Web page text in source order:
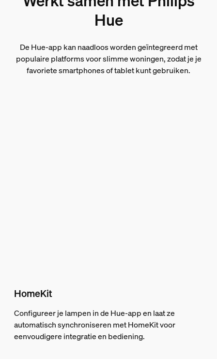
Hue
De Hue-app kan naadloos worden geïntegreerd met
populaire platforms voor slimme woningen, zodat je je
favoriete smartphones of tablet kunt gebruiken.
HomeKit
Configureer je lampen in de Hue-app en laat ze
automatisch synchroniseren met HomeKit voor
eenvoudigere integratie en bediening.